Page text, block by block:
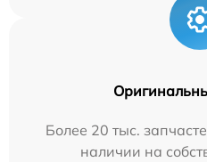
Более 20 тыс.
наличии на